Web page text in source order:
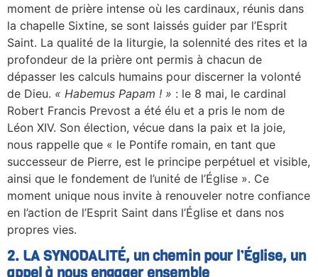
moment de prière intense où les cardinaux, réunis dans
la chapelle Sixtine, se sont laissés guider par l’Esprit
Saint. La qualité de la liturgie, la solennité des rites et la
profondeur de la prière ont permis à chacun de
dépasser les calculs humains pour discerner la volonté
de Dieu. « Habemus Papam ! » : le 8 mai, le cardinal
Robert Francis Prevost a été élu et a pris le nom de
Léon XIV. Son élection, vécue dans la paix et la joie,
nous rappelle que « le Pontife romain, en tant que
successeur de Pierre, est le principe perpétuel et visible,
ainsi que le fondement de l’unité de l’Église ». Ce
moment unique nous invite à renouveler notre confiance
en l’action de l’Esprit Saint dans l’Église et dans nos
propres vies.
2. LA SYNODALITÉ, un chemin pour l’Église, un
appel à nous engager ensemble